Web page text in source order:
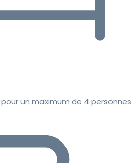
un maximum de 4 personnes